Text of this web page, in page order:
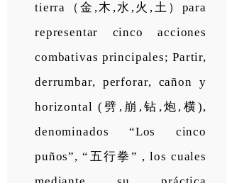
tierra（金,木,水,火,土）para
representar cinco acciones
combativas principales; Partir,
derrumbar, perforar, cañon y
horizontal (劈,崩,钻,炮,横),
denominados “Los cinco
puños”, “五行拳” , los cuales